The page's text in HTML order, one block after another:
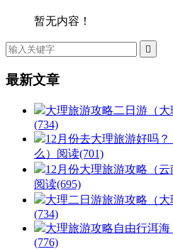
暂无内容！

最新文章
大理旅游攻略二日游（大
(734)
12月份去大理旅游好吗
么） 阅读(701)
12月份大理旅游攻略（云
阅读(695)
大理二日游旅游攻略（大
(734)
大理旅游攻略自由行洱海
(776)